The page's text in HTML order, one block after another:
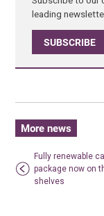
leading
SUBSCRIBE
More news
Fully renewable
package now on
shelves